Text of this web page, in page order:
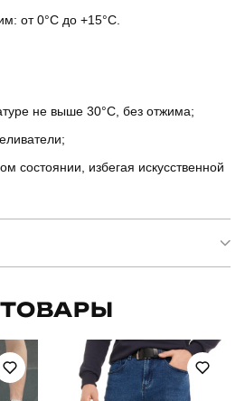
от 0°C до +15°C.
не выше 30°C, без отжима;
состоянии, избегая искусственной
OWku10512XLge